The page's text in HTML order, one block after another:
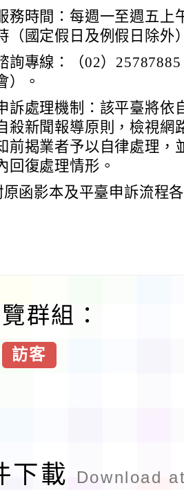
務時間：每週一至週五上
（國定假日及例假日除外
詢專線：（02）
）。
訴處理機制：該平臺將依
殺新聞報導原則，檢視網
前揭業者予以自律處理，
回復處理情形。
原函影本及平臺申訴流程
群組：
訪客
下載 Download